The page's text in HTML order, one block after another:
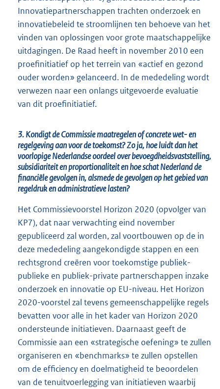
Innovatiepartnerschappen trachten onderzoek en
innovatiebeleid te stroomlijnen ten behoeve van het
vinden van oplossingen voor grote maatschappelijke
uitdagingen. De Raad heeft in november 2010 een
proefinitiatief op het terrein van «actief en gezond
ouder worden» gelanceerd. In de mededeling wordt
verwezen naar een onlangs uitgevoerde evaluatie
van dit proefinitiatief.
3. Kondigt de Commissie maatregelen of concrete wet- en
regelgeving aan voor de toekomst? Zo ja, hoe luidt dan het
voorlopige Nederlandse oordeel over bevoegdheidsvaststelling,
subsidiariteit en proportionaliteit en hoe schat Nederland de
financiële gevolgen in, alsmede de gevolgen op het gebied van
regeldruk en administratieve lasten?
Het Commissievoorstel Horizon 2020 (opvolger van
KP7), dat naar verwachting eind november
gepubliceerd zal worden, zal voortbouwen op de in
deze mededeling aangekondigde stappen en een
rechtsgrond creëren voor toekomstige publiek-
publieke en publiek-private partnerschappen inzake
onderzoek en innovatie op EU-niveau. Het Horizon
2020-voorstel zal tevens gemeenschappelijke regels
bevatten voor alle in het kader van Horizon 2020
ondersteunde initiatieven. Daarnaast geeft de
Commissie aan een «strategische oefening» te zullen
organiseren en «benchmarks» te zullen opstellen
om de efficiency en doelmatigheid te beoordelen
van de tenuitvoerlegging van initiatieven waarbij